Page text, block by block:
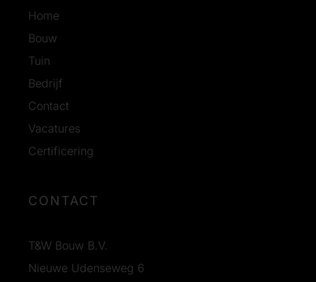
Home
Bouw
Tuin
Bedrijf
Contact
Vacatures
Certificering
CONTACT
T&W Bouw B.V.
Nieuwe Udenseweg 6